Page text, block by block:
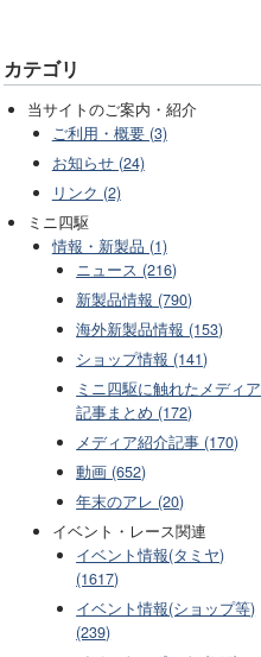
カテゴリ
当サイトのご案内・紹介
ご利用・概要 (3)
お知らせ (24)
リンク (2)
ミニ四駆
情報・新製品 (1)
ニュース (216)
新製品情報 (790)
海外新製品情報 (153)
ショップ情報 (141)
ミニ四駆に触れたメディア
記事まとめ (172)
メディア紹介記事 (170)
動画 (652)
年末のアレ (20)
イベント・レース関連
イベント情報(タミヤ)
(1617)
イベント情報(ショップ等)
(239)